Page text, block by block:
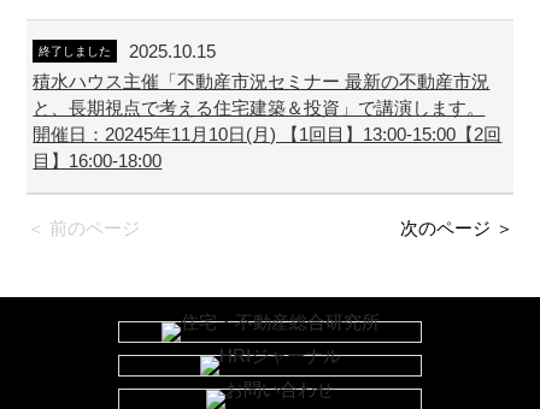
終了しました
2025.10.15
積水ハウス主催「不動産市況セミナー 最新の不動産市況
と、長期視点で考える住宅建築＆投資」で講演します。
開催日：20245年11月10日(月) 【1回目】13:00-15:00【2回
目】16:00-18:00
＜ 前のページ 次のページ ＞